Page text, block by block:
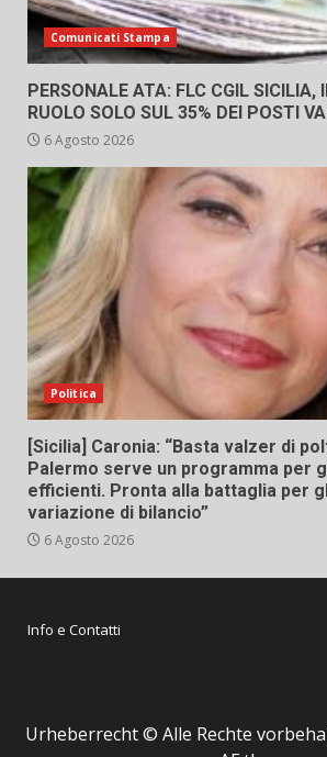
Comunicati Stampa
PERSONALE ATA: FLC CGIL SICILIA,
RUOLO SOLO SUL 35% DEI POSTI
6 Agosto 2026
Politica
[Sicilia] Caronia: “Basta valzer di
Palermo serve un programma per
efficienti. Pronta alla battaglia per
variazione di bilancio”
6 Agosto 2026
Info e Contatti
Urheberrecht © Alle Rechte